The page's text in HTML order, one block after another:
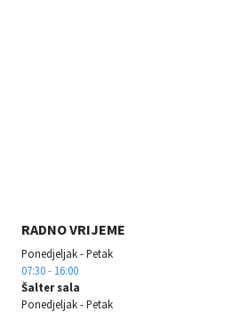
RADNO VRIJEME
Ponedjeljak - Petak
07:30 - 16:00
Šalter sala
Ponedjeljak - Petak